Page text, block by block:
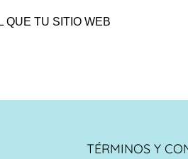
QUE TU SITIO WEB
TÉRMINOS Y